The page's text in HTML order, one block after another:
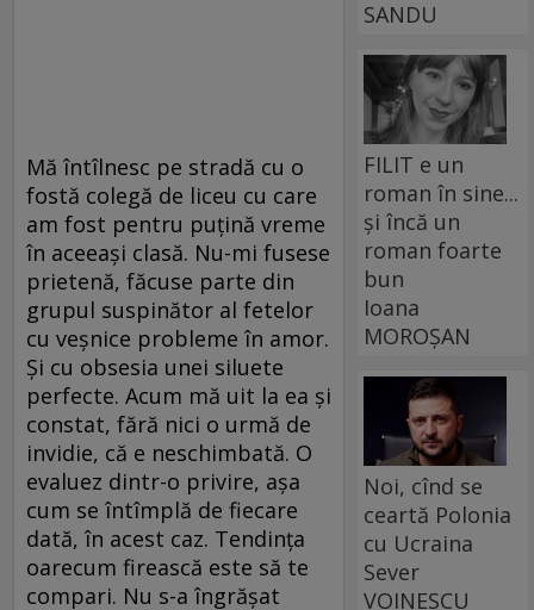
Mă întîlnesc pe stradă cu o
fostă colegă de liceu cu care
am fost pentru puţină vreme
în aceeaşi clasă. Nu-mi fusese
prietenă, făcuse parte din
grupul suspinător al fetelor
cu veşnice probleme în amor.
Şi cu obsesia unei siluete
perfecte. Acum mă uit la ea şi
constat, fără nici o urmă de
invidie, că e neschimbată. O
evaluez dintr-o privire, aşa
cum se întîmplă de fiecare
dată, în acest caz. Tendinţa
oarecum firească este să te
compari. Nu s-a îngrăşat
SANDU
FILIT e un
roman în sine...
și încă un
roman foarte
bun
Ioana
MOROȘAN
Noi, cînd se
ceartă Polonia
cu Ucraina
Sever
VOINESCU